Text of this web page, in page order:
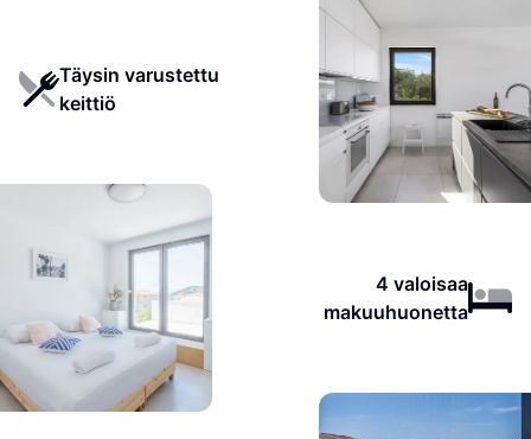
Täysin varustettu
keittiö
4 valoisaa
makuuhuonetta